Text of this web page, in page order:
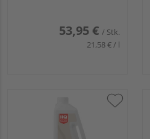
53,95 € / Stk.
21,58 € / l